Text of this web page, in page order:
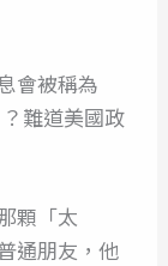
會被稱為
？難道美國政
顆「太
通朋友，他